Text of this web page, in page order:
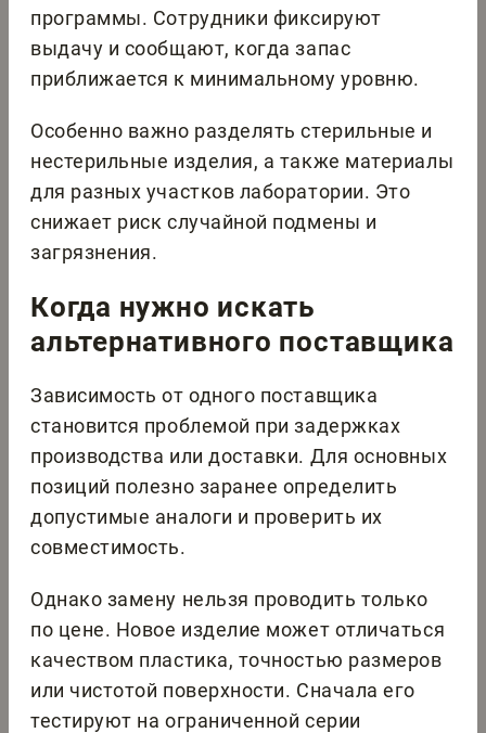
программы. Сотрудники фиксируют
выдачу и сообщают, когда запас
приближается к минимальному уровню.
Особенно важно разделять стерильные и
нестерильные изделия, а также материалы
для разных участков лаборатории. Это
снижает риск случайной подмены и
загрязнения.
Когда нужно искать
альтернативного поставщика
Зависимость от одного поставщика
становится проблемой при задержках
производства или доставки. Для основных
позиций полезно заранее определить
допустимые аналоги и проверить их
совместимость.
Однако замену нельзя проводить только
по цене. Новое изделие может отличаться
качеством пластика, точностью размеров
или чистотой поверхности. Сначала его
тестируют на ограниченной серии